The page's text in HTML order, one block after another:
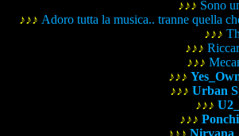
♪♪♪ Sono
♪♪♪ Adoro tutta la musica.. tranne quella
♪♪♪
♪♪♪
♪♪♪
♪♪♪
♪♪♪ Urban
♪♪♪
♪♪♪